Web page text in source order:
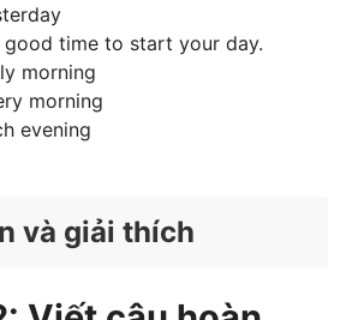
a good time to start your day.
morning
morning
evening
và giải thích
morning